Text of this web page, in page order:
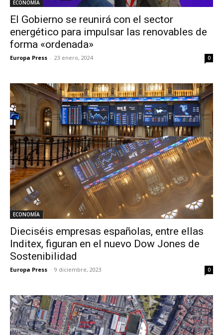
ECONOMÍA
El Gobierno se reunirá con el sector
energético para impulsar las renovables de
forma «ordenada»
Europa Press - 23 enero, 2024 0
ECONOMÍA
Dieciséis empresas españolas, entre ellas
Inditex, figuran en el nuevo Dow Jones de
Sostenibilidad
Europa Press - 9 diciembre, 2023 0